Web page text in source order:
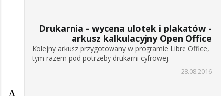
Drukarnia - wycena ulotek i plakatów -
arkusz kalkulacyjny Open Office
Kolejny arkusz przygotowany w programie Libre Office,
tym razem pod potrzeby drukarni cyfrowej.
28.08.2016